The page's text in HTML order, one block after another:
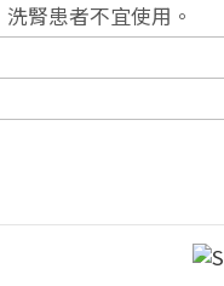
腎患者不宜使用。